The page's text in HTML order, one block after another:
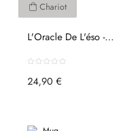
Chariot
L'Oracle De L'éso -...
24,90 €